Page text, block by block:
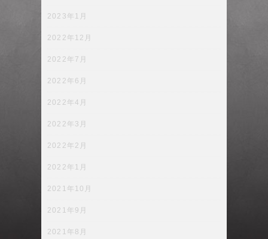
2023年1月
2022年12月
2022年7月
2022年6月
2022年4月
2022年3月
2022年2月
2022年1月
2021年10月
2021年9月
2021年8月